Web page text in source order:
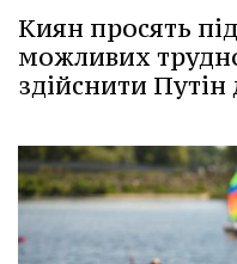
Киян просять
можливих
здійснити Путін